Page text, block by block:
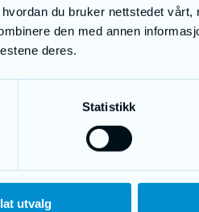
du bruker nettstedet vårt,
den med annen
deres.
Statistikk
utvalg